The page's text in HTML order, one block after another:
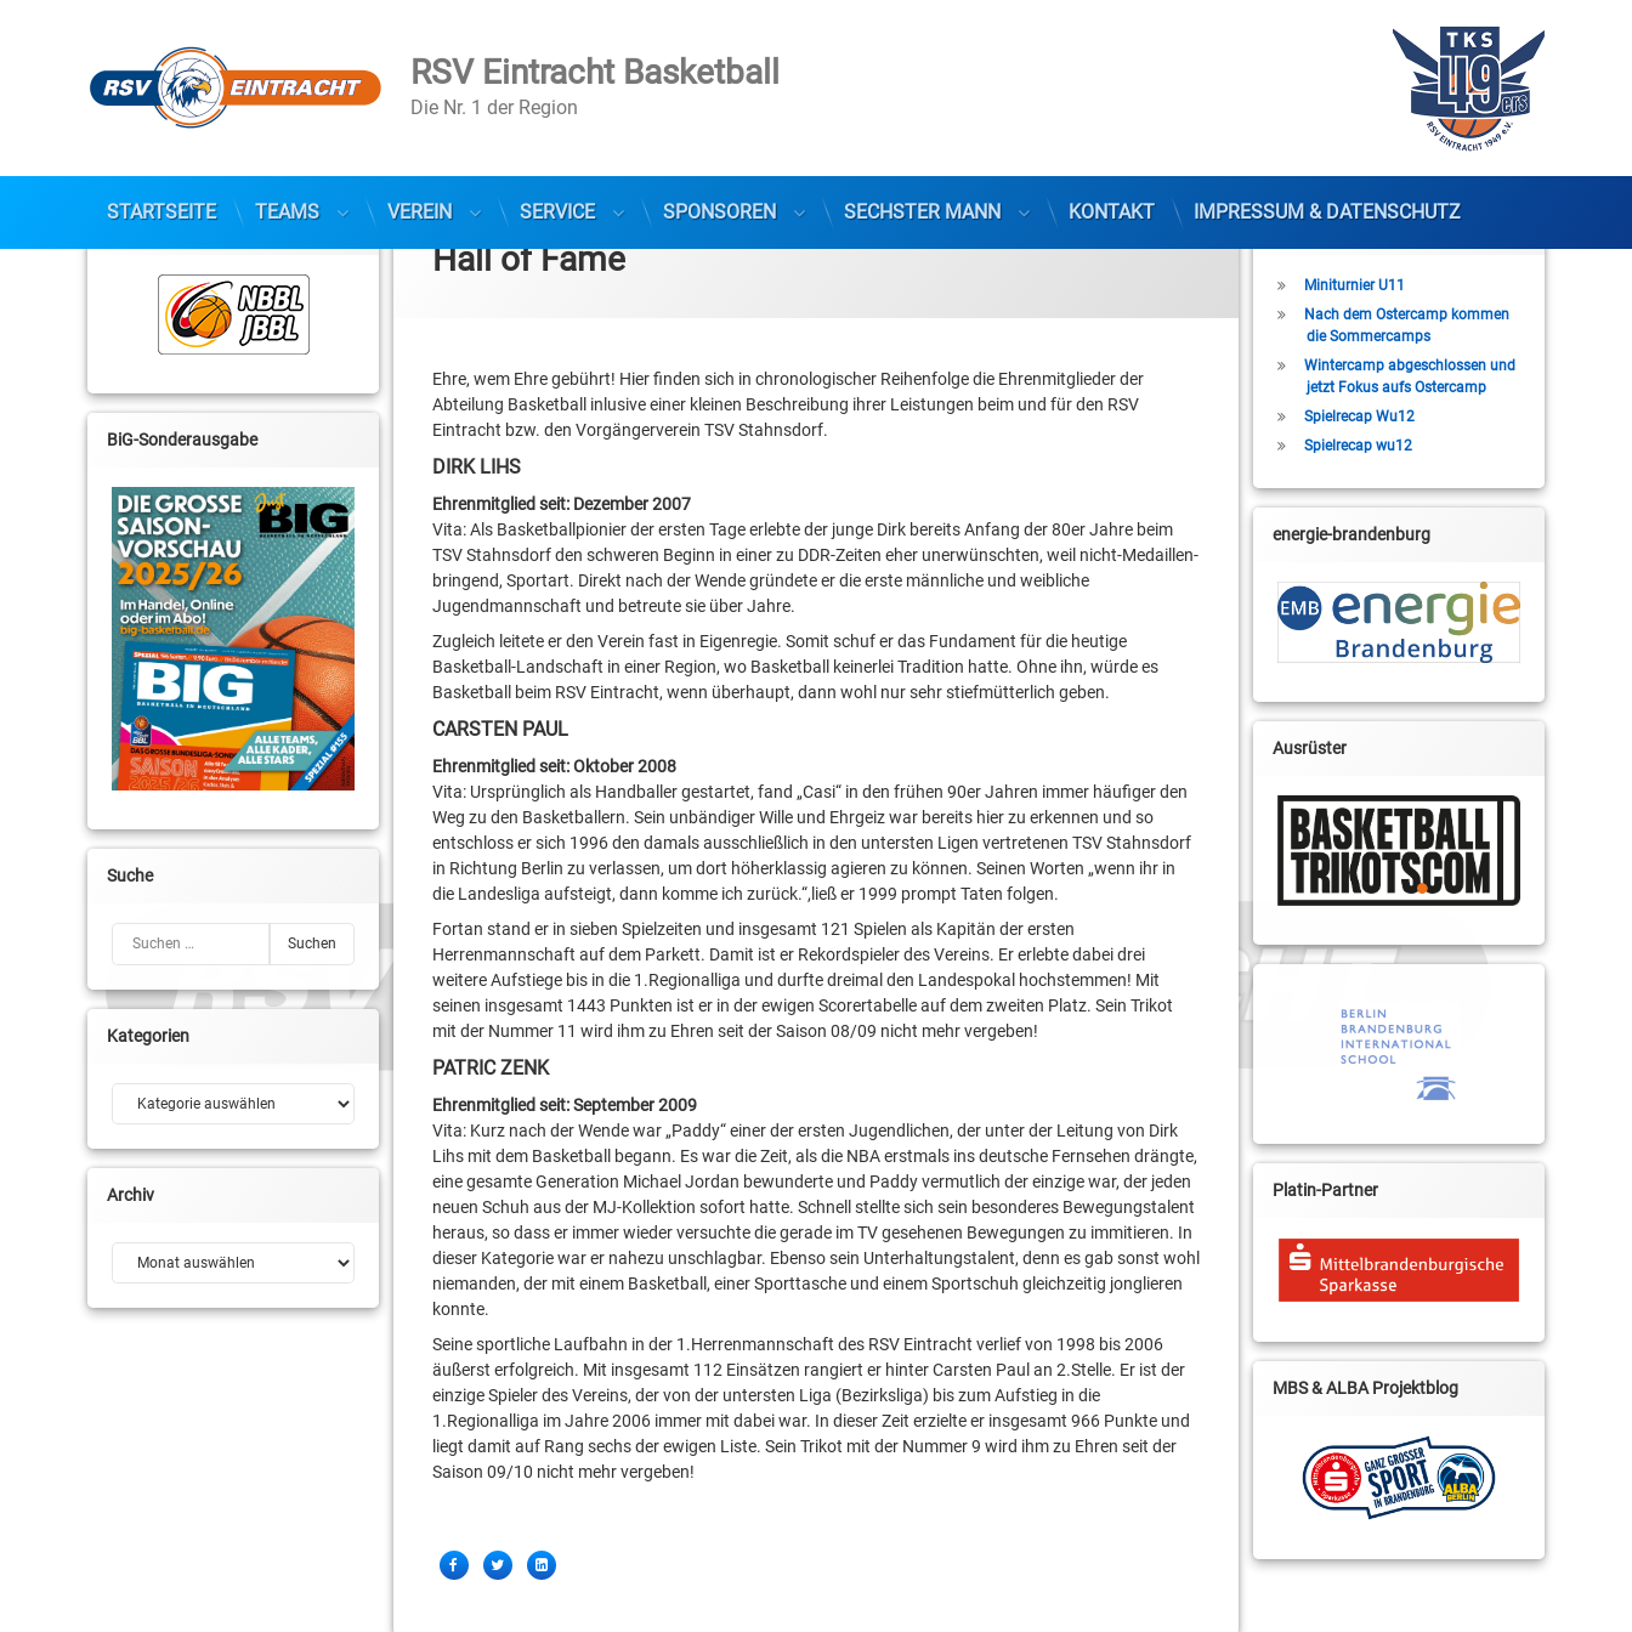
Skip
RSV Eintracht Basketball
Die Nr. 1 der Region
STARTSEITE TEAMS VEREIN SERVICE SPONSOREN SECHSTER MANN KONTAKT IMPRESSUM & DATENSCHUTZ
Hall of Fame
Ehre, wem Ehre gebührt! Hier finden sich in chronologischer Reihenfolge die Ehrenmitglieder der
Abteilung Basketball inlusive einer kleinen Beschreibung ihrer Leistungen beim und für den RSV
Eintracht bzw. den Vorgängerverein TSV Stahnsdorf.
DIRK LIHS
Ehrenmitglied seit: Dezember 2007
Vita: Als Basketballpionier der ersten Tage erlebte der junge Dirk bereits Anfang der 80er Jahre beim
TSV Stahnsdorf den schweren Beginn in einer zu DDR-Zeiten eher unerwünschten, weil nicht-Medaillen-
bringend, Sportart. Direkt nach der Wende gründete er die erste männliche und weibliche
Jugendmannschaft und betreute sie über Jahre.
Zugleich leitete er den Verein fast in Eigenregie. Somit schuf er das Fundament für die heutige
Basketball-Landschaft in einer Region, wo Basketball keinerlei Tradition hatte. Ohne ihn, würde es
Basketball beim RSV Eintracht, wenn überhaupt, dann wohl nur sehr stiefmütterlich geben.
CARSTEN PAUL
Ehrenmitglied seit: Oktober 2008
Vita: Ursprünglich als Handballer gestartet, fand „Casi“ in den frühen 90er Jahren immer häufiger den
Weg zu den Basketballern. Sein unbändiger Wille und Ehrgeiz war bereits hier zu erkennen und so
entschloss er sich 1996 den damals ausschließlich in den untersten Ligen vertretenen TSV Stahnsdorf
in Richtung Berlin zu verlassen, um dort höherklassig agieren zu können. Seinen Worten „wenn ihr in
die Landesliga aufsteigt, dann komme ich zurück.“,ließ er 1999 prompt Taten folgen.
Fortan stand er in sieben Spielzeiten und insgesamt 121 Spielen als Kapitän der ersten
Herrenmannschaft auf dem Parkett. Damit ist er Rekordspieler des Vereins. Er erlebte dabei drei
weitere Aufstiege bis in die 1.Regionalliga und durfte dreimal den Landespokal hochstemmen! Mit
seinen insgesamt 1443 Punkten ist er in der ewigen Scorertabelle auf dem zweiten Platz. Sein Trikot
mit der Nummer 11 wird ihm zu Ehren seit der Saison 08/09 nicht mehr vergeben!
PATRIC ZENK
Ehrenmitglied seit: September 2009
Vita: Kurz nach der Wende war „Paddy“ einer der ersten Jugendlichen, der unter der Leitung von Dirk
Lihs mit dem Basketball begann. Es war die Zeit, als die NBA erstmals ins deutsche Fernsehen drängte,
eine gesamte Generation Michael Jordan bewunderte und Paddy vermutlich der einzige war, der jeden
neuen Schuh aus der MJ-Kollektion sofort hatte. Schnell stellte sich sein besonderes Bewegungstalent
heraus, so dass er immer wieder versuchte die gerade im TV gesehenen Bewegungen zu immitieren. In
dieser Kategorie war er nahezu unschlagbar. Ebenso sein Unterhaltungstalent, denn es gab sonst wohl
niemanden, der mit einem Basketball, einer Sporttasche und einem Sportschuh gleichzeitig jonglieren
konnte.
Seine sportliche Laufbahn in der 1.Herrenmannschaft des RSV Eintracht verlief von 1998 bis 2006
äußerst erfolgreich. Mit insgesamt 112 Einsätzen rangiert er hinter Carsten Paul an 2.Stelle. Er ist der
einzige Spieler des Vereins, der von der untersten Liga (Bezirksliga) bis zum Aufstieg in die
1.Regionalliga im Jahre 2006 immer mit dabei war. In dieser Zeit erzielte er insgesamt 966 Punkte und
liegt damit auf Rang sechs der ewigen Liste. Sein Trikot mit der Nummer 9 wird ihm zu Ehren seit der
Saison 09/10 nicht mehr vergeben!
ShareFacebookTwitterLinkedIn
BiG-Sonderausgabe
Suche
Kategorien
Kategorien
Archiv
Archiv
Miniturnier U11
Nach dem Ostercamp kommen
die Sommercamps
Wintercamp abgeschlossen und
jetzt Fokus aufs Ostercamp
Spielrecap Wu12
Spielrecap wu12
energie-brandenburg
Ausrüster
Platin-Partner
MBS & ALBA Projektblog